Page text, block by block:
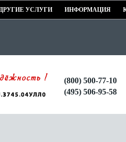
УСЛУГИ ИНФОРМАЦИЯ
(800) 500-77-10
(495) 506-95-58